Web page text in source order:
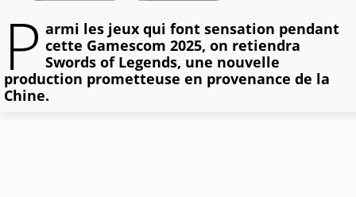
P armi les jeux qui font sensation pendant
cette Gamescom 2025, on retiendra
Swords of Legends, une nouvelle
production prometteuse en provenance de la
Chine.